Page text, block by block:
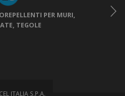
PER MURI,
TEGOLE
ITALIA S.P.A.